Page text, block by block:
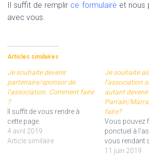
Il suffit de remplir ce formulaire et nous
avec vous.
Articles similaires
Je souhaite devenir
partenaire/sponsor de
l’association. Comment faire
?
Il suffit de vous rendre à
cette page.
4 avril 2019
Article similaire
Je souhaite
l’association
autant devenir
Parrain/
faire?
Vous pouvez
ponctuel à
vous rendant
11 juin 2019